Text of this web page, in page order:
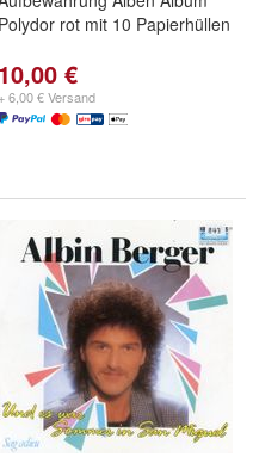
Polydor rot mit 10 Papierhüllen
10,00 €
+ 6,00 € Versand